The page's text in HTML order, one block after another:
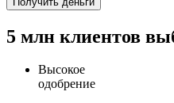
5 млн клиентов
Высокое
одобрение